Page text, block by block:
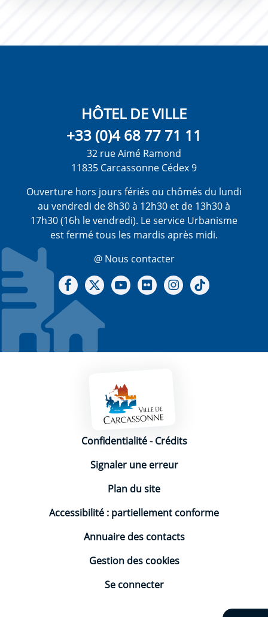
HÔTEL DE VILLE
+33 (0)4 68 77 71 11
32 rue Aimé Ramond
11835 Carcassonne Cédex 9
Ouverture hors jours fériés ou chômés du lundi
au vendredi de 8h30 à 12h30 et de 13h30 à
17h30 (16h le vendredi). Le service Urbanisme
est fermé tous les mardis après midi.
@ Nous contacter
Notre Facebook
Notre X - (twitter)
Notre chaine Youtube
Notre Gallerie sur Flickr
Notre Instagram
Mentions légales
Confidentialité-Crédits
Signaler une erreur
Plan du site
Accessibilité : partiellement conforme
Annuaire des contacts
Gestion des cookies
Se connecter